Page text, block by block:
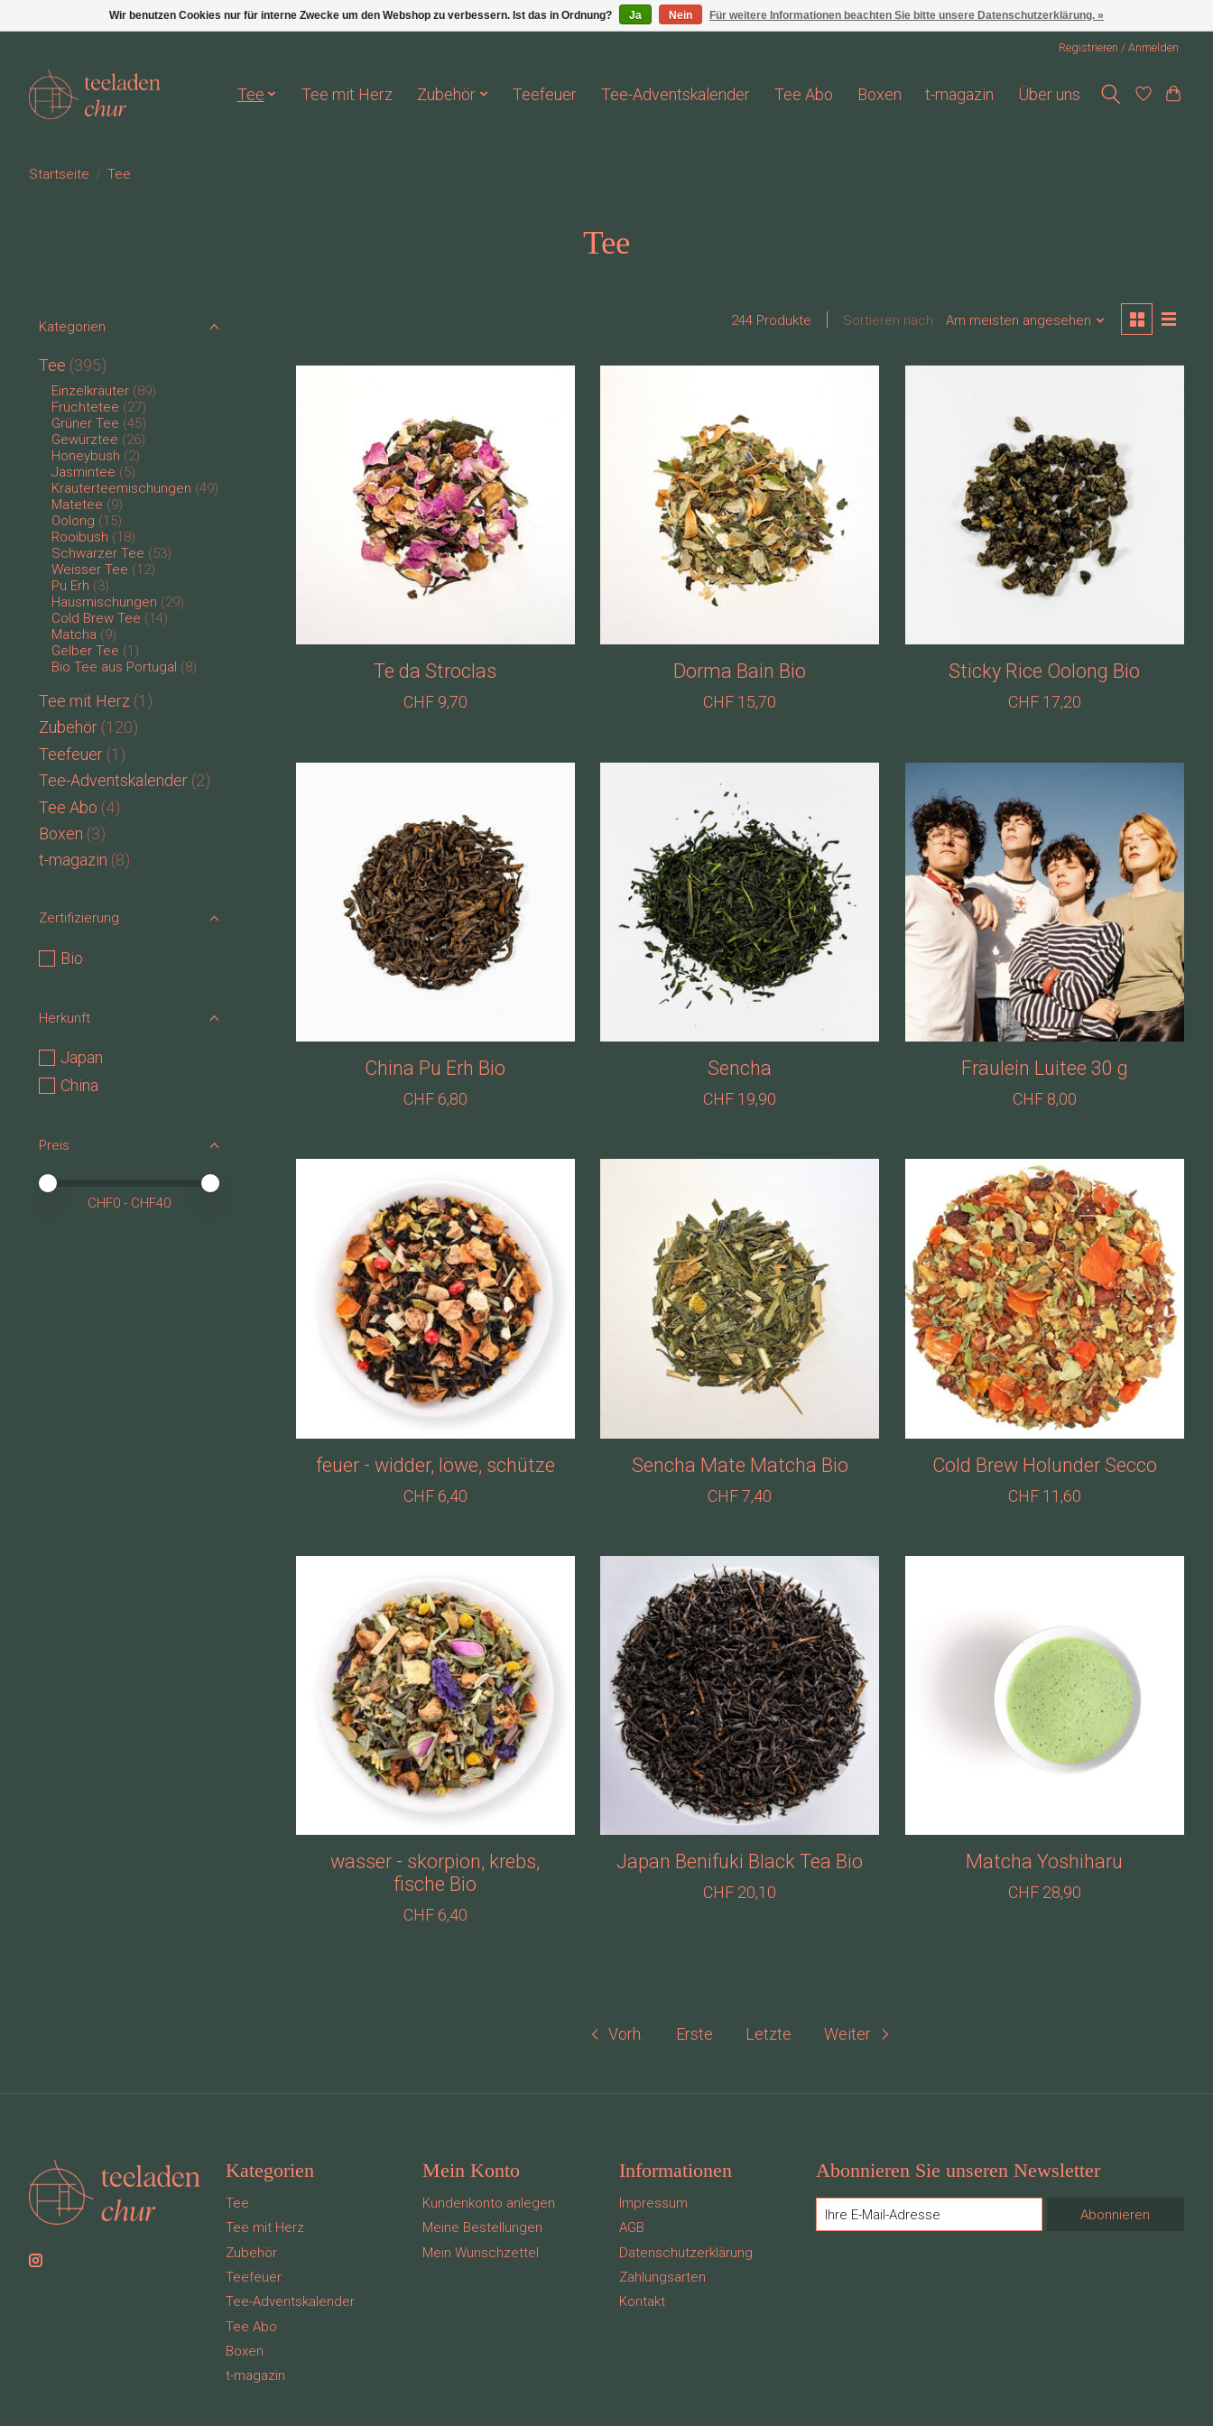
Registrieren / Anmelden
Tee Tee mit Herz Zubehör Teefeuer Tee-Adventskalender Tee Abo Boxen t-magazin Über uns
Startseite / Tee
Tee
Kategorien
Tee (395)
Einzelkräuter (89)
Früchtetee (27)
Grüner Tee (45)
Gewürztee (26)
Honeybush (2)
Jasmintee (5)
Kräuterteemischungen (49)
Matetee (9)
Oolong (15)
Rooibush (18)
Schwarzer Tee (53)
Weisser Tee (12)
Pu Erh (3)
Hausmischungen (29)
Cold Brew Tee (14)
Matcha (9)
Gelber Tee (1)
Bio Tee aus Portugal (8)
Tee mit Herz (1)
Zubehör (120)
Teefeuer (1)
Tee-Adventskalender (2)
Tee Abo (4)
Boxen (3)
t-magazin (8)
Zertifizierung
Bio
Herkunft
Japan
China
Preis
Preis – Mindestwert
Price maximum value
CHF0 - CHF40
244 Produkte Sortieren nach Am meisten angesehen
Te da Stroclas
CHF 9,70
Dorma Bain Bio
CHF 15,70
Sticky Rice Oolong Bio
CHF 17,20
China Pu Erh Bio
CHF 6,80
Sencha
CHF 19,90
Fräulein Luitee 30 g
CHF 8,00
feuer - widder, löwe, schütze
CHF 6,40
Sencha Mate Matcha Bio
CHF 7,40
Cold Brew Holunder Secco
CHF 11,60
wasser - skorpion, krebs,
fische Bio
CHF 6,40
Japan Benifuki Black Tea Bio
CHF 20,10
Matcha Yoshiharu
CHF 28,90
Vorh. Erste Letzte Weiter
Kategorien
Tee
Tee mit Herz
Zubehör
Teefeuer
Tee-Adventskalender
Tee Abo
Boxen
t-magazin
Mein Konto
Kundenkonto anlegen
Meine Bestellungen
Mein Wunschzettel
Informationen
Impressum
AGB
Datenschutzerklärung
Zahlungsarten
Kontakt
Abonnieren Sie unseren Newsletter
Abonnieren
Wir benutzen Cookies nur für interne Zwecke um den Webshop zu verbessern. Ist das in Ordnung? Ja Nein Für weitere Informationen beachten Sie bitte unsere Datenschutzerklärung. »